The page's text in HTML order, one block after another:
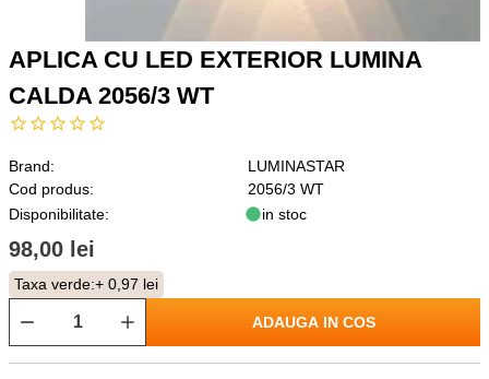
APLICA CU LED EXTERIOR LUMINA
CALDA 2056/3 WT
Brand:
LUMINASTAR
Cod produs:
2056/3 WT
Disponibilitate:
in stoc
98,00 lei
Taxa verde:+ 0,97 lei
ADAUGA IN COS